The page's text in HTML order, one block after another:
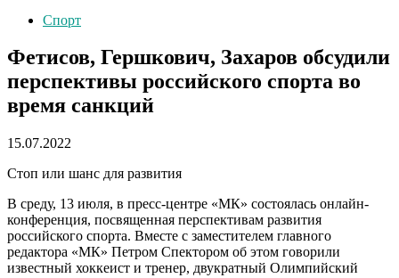
Спорт
Фетисов, Гершкович, Захаров обсудили
перспективы российского спорта во
время санкций
15.07.2022
Стоп или шанс для развития
В среду, 13 июля, в пресс-центре «МК» состоялась онлайн-
конференция, посвященная перспективам развития
российского спорта. Вместе с заместителем главного
редактора «МК» Петром Спектором об этом говорили
известный хоккеист и тренер, двукратный Олимпийский